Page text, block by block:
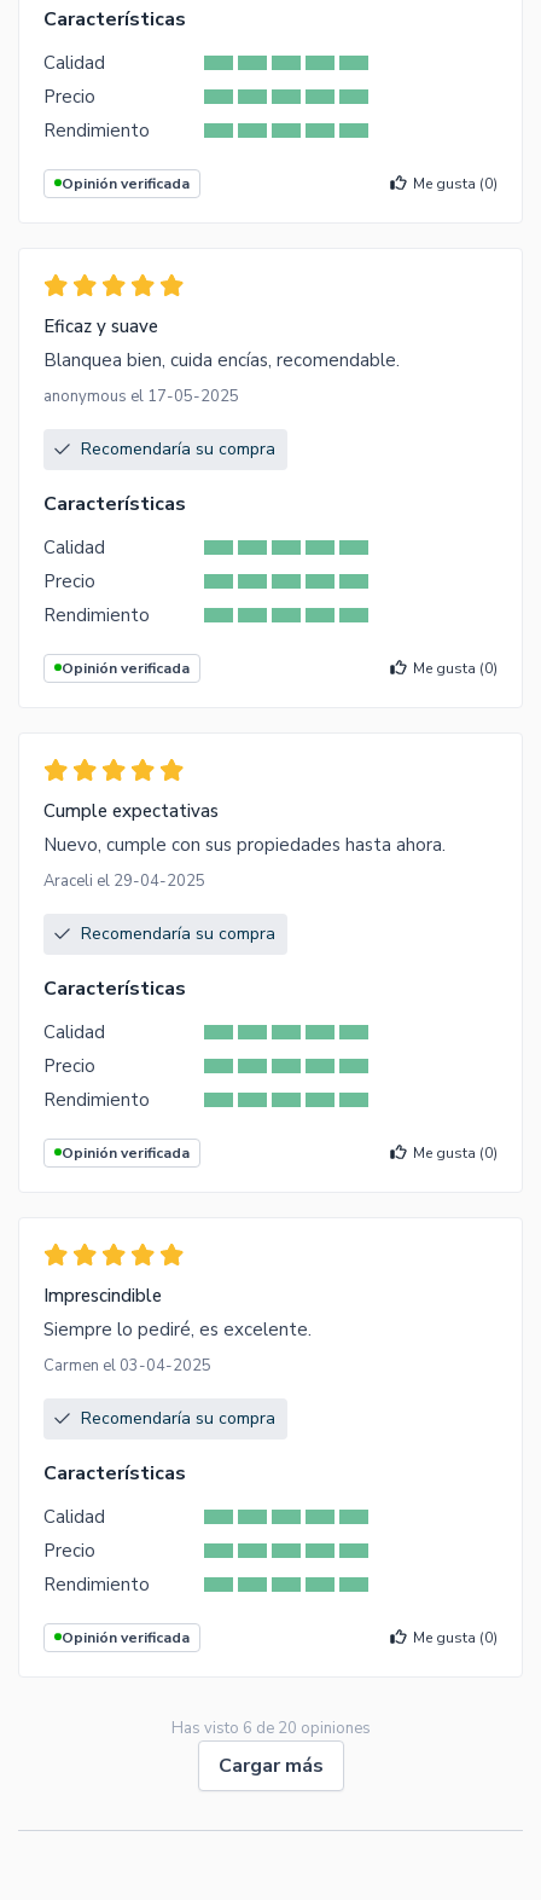
Características
Calidad
Precio
Rendimiento
Opinión verificada Me gusta (0)
Eficaz y suave
Blanquea bien, cuida encías, recomendable.
anonymous el 17-05-2025
Recomendaría su compra
Características
Calidad
Precio
Rendimiento
Opinión verificada Me gusta (0)
Cumple expectativas
Nuevo, cumple con sus propiedades hasta ahora.
Araceli el 29-04-2025
Recomendaría su compra
Características
Calidad
Precio
Rendimiento
Opinión verificada Me gusta (0)
Imprescindible
Siempre lo pediré, es excelente.
Carmen el 03-04-2025
Recomendaría su compra
Características
Calidad
Precio
Rendimiento
Opinión verificada Me gusta (0)
Has visto 6 de 20 opiniones
Cargar más